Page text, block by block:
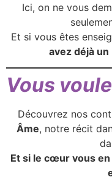
Ici, on ne vous
Et si vous êtes
avez déjà
Vous
Découvrez nos
Âme, notre récit
Et si le cœur vous en